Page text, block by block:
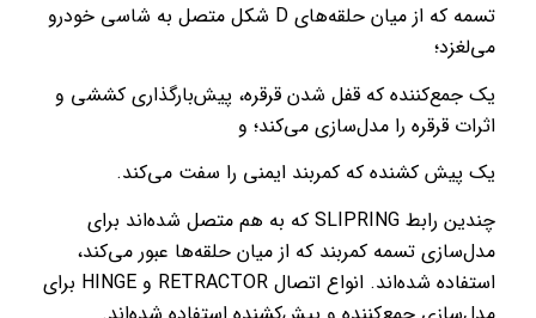
تسمه که از میان حلقه‌های D شکل متصل به شاسی خودرو
می‌لغزد؛
یک جمع‌کننده که قفل شدن قرقره، پیش‌بارگذاری کششی و
اثرات قرقره را مدل‌سازی می‌کند؛ و
یک پیش کشنده که کمربند ایمنی را سفت می‌کند.
چندین رابط SLIPRING که به هم متصل شده‌اند برای
مدل‌سازی تسمه کمربند که از میان حلقه‌ها عبور می‌کند،
استفاده شده‌اند. انواع اتصال RETRACTOR و HINGE برای